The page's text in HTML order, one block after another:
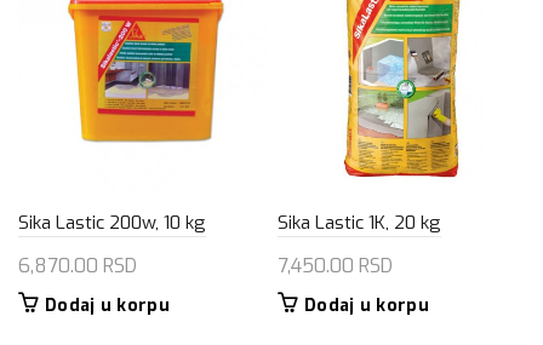
Sika Lastic 200w, 10 kg
6,870.00 RSD
Dodaj u korpu
Sika Lastic 1K, 20 kg
7,450.00 RSD
Dodaj u korpu